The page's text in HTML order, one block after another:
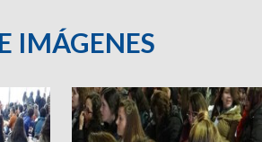
IMÁGENES